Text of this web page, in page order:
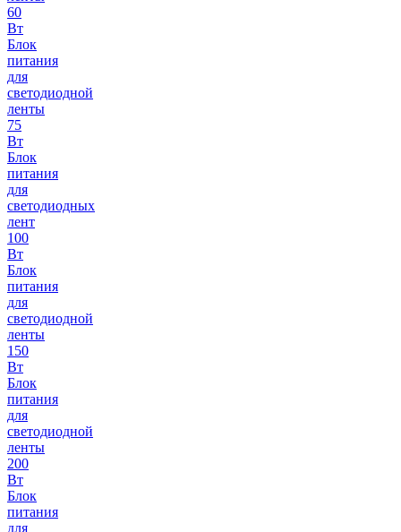
60
Вт
Блок
питания
для
светодиодной
ленты
75
Вт
Блок
питания
для
светодиодных
лент
100
Вт
Блок
питания
для
светодиодной
ленты
150
Вт
Блок
питания
для
светодиодной
ленты
200
Вт
Блок
питания
для